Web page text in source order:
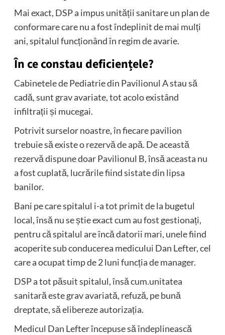
Mai exact, DSP a impus unității sanitare un plan de
conformare care nu a fost îndeplinit de mai mulți
ani, spitalul funcționând în regim de avarie.
În ce constau deficiențele?
Cabinetele de Pediatrie din Pavilionul A stau să
cadă, sunt grav avariate, tot acolo existând
infiltrații și mucegai.
Potrivit surselor noastre, în fiecare pavilion
trebuie să existe o rezervă de apă. De această
rezervă dispune doar Pavilionul B, însă aceasta nu
a fost cuplată, lucrările fiind sistate din lipsa
banilor.
Bani pe care spitalul i-a tot primit de la bugetul
local, însă nu se știe exact cum au fost gestionați,
pentru că spitalul are încă datorii mari, unele fiind
acoperite sub conducerea medicului Dan Lefter, cel
care a ocupat timp de 2 luni funcția de manager.
DSP a tot păsuit spitalul, însă cum.unitatea
sanitară este grav avariată, refuză, pe bună
dreptate, să elibereze autorizația.
Medicul Dan Lefter începuse să îndeplinească